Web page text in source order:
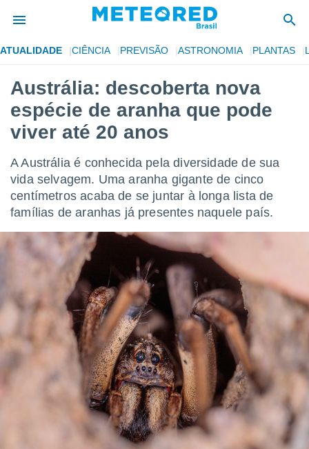
da
para
fornecidas
das
e
forma
ou
ATUALIDADE CIÊNCIA PREVISÃO ASTRONOMIA PLANTAS
Austrália: descoberta nova
espécie de aranha que pode
viver até 20 anos
A Austrália é conhecida pela diversidade de sua
vida selvagem. Uma aranha gigante de cinco
centímetros acaba de se juntar à longa lista de
famílias de aranhas já presentes naquele país.